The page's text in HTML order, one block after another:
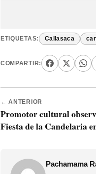
ETIQUETAS: Callasaca
COMPARTIR:
← ANTERIOR
Promotor cultural
Fiesta de la Candelaria
Pachamama